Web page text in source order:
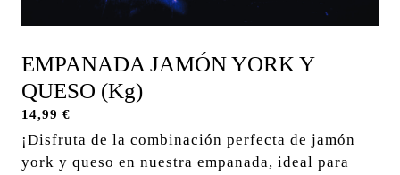
EMPANADA JAMÓN YORK Y
QUESO (Kg)
14,99 €
¡Disfruta de la combinación perfecta de jamón
york y queso en nuestra empanada, ideal para